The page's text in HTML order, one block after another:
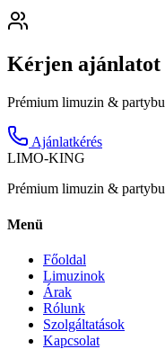
Kérjen ajánlatot
Prémium limuzin &
Ajánlatkérés
LIMO-KING
Prémium limuzin &
Menü
Főoldal
Limuzinok
Árak
Rólunk
Szolgáltatások
Kapcsolat